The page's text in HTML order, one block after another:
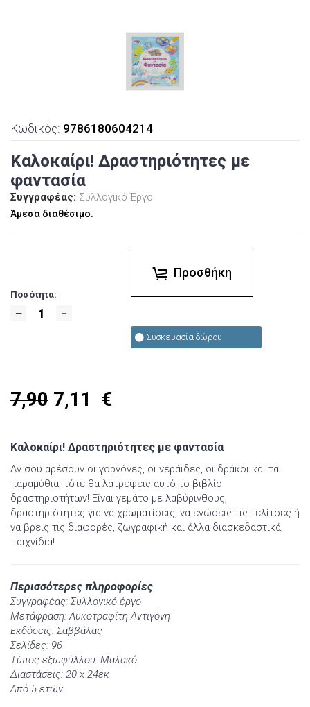
Κωδικός: 9786180604214
Καλοκαίρι! Δραστηριότητες με
φαντασία
Συγγραφέας: Συλλογικό Έργο
Άμεσα διαθέσιμο.
Ποσότητα:
Προσθήκη
Συσκευασία δώρου
7,90 7,11 €
Καλοκαίρι! Δραστηριότητες με φαντασία
Αν σου αρέσουν οι γοργόνες, οι νεράιδες, οι δράκοι και τα
παραμύθια, τότε θα λατρέψεις αυτό το βιβλίο
δραστηριοτήτων! Είναι γεμάτο με λαβύρινθους,
δραστηριότητες για να χρωματίσεις, να ενώσεις τις τελίτσες ή
να βρεις τις διαφορές, ζωγραφική και άλλα διασκεδαστικά
παιχνίδια!
Περισσότερες πληροφορίες
Συγγραφέας: Συλλογικό έργο
Μετάφραση: Λυκοτραφίτη Αντιγόνη
Εκδόσεις: Σαββάλας
Σελίδες: 96
Τύπος εξωφύλλου: Μαλακό
Διαστάσεις: 20 x 24εκ
Από 5 ετών